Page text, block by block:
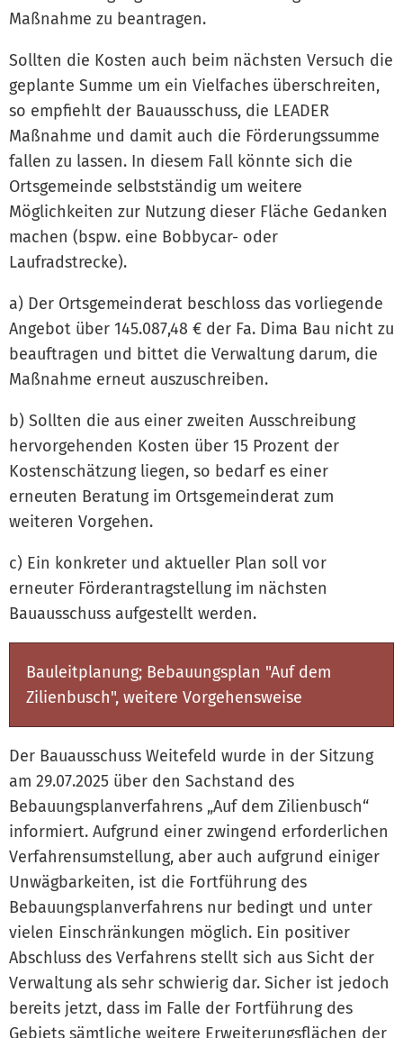
Maßnahme zu beantragen.
Sollten die Kosten auch beim nächsten Versuch die
geplante Summe um ein Vielfaches überschreiten,
so empfiehlt der Bauausschuss, die LEADER
Maßnahme und damit auch die Förderungssumme
fallen zu lassen. In diesem Fall könnte sich die
Ortsgemeinde selbstständig um weitere
Möglichkeiten zur Nutzung dieser Fläche Gedanken
machen (bspw. eine Bobbycar- oder
Laufradstrecke).
a) Der Ortsgemeinderat beschloss das vorliegende
Angebot über 145.087,48 € der Fa. Dima Bau nicht zu
beauftragen und bittet die Verwaltung darum, die
Maßnahme erneut auszuschreiben.
b) Sollten die aus einer zweiten Ausschreibung
hervorgehenden Kosten über 15 Prozent der
Kostenschätzung liegen, so bedarf es einer
erneuten Beratung im Ortsgemeinderat zum
weiteren Vorgehen.
c) Ein konkreter und aktueller Plan soll vor
erneuter Förderantragstellung im nächsten
Bauausschuss aufgestellt werden.
Bauleitplanung; Bebauungsplan "Auf dem
Zilienbusch", weitere Vorgehensweise
Der Bauausschuss Weitefeld wurde in der Sitzung
am 29.07.2025 über den Sachstand des
Bebauungsplanverfahrens „Auf dem Zilienbusch“
informiert. Aufgrund einer zwingend erforderlichen
Verfahrensumstellung, aber auch aufgrund einiger
Unwägbarkeiten, ist die Fortführung des
Bebauungsplanverfahrens nur bedingt und unter
vielen Einschränkungen möglich. Ein positiver
Abschluss des Verfahrens stellt sich aus Sicht der
Verwaltung als sehr schwierig dar. Sicher ist jedoch
bereits jetzt, dass im Falle der Fortführung des
Gebiets sämtliche weitere Erweiterungsflächen der